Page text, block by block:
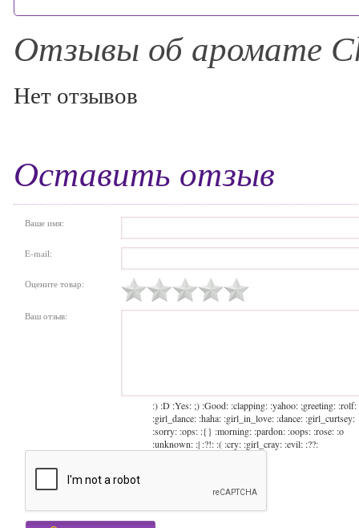
Отзывы об аромате
Нет отзывов
Оставить отзыв
Ваше имя:
E-mail:
Оцените товар:
Ваш отзыв:
:) :D :Yes: ;) :Good: :clapping: :yahoo: ;greeting: :rolf:
:girl_dance: :haha: :girl_in_love: :dance: :girl_curtsey:
:sorry: :ops: :{} :morning: :pardon: :oops: :rose: :o
:unknown: :| :?!: :( :cry: :girl_cray: :evil: :??: